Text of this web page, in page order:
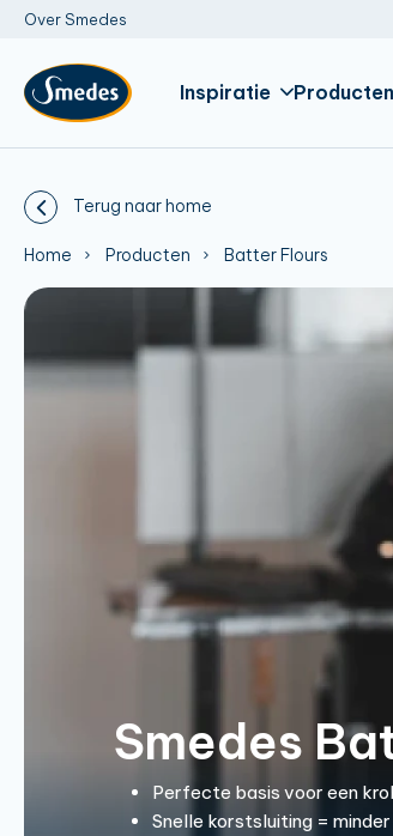
Over Smedes
Inspiratie Producten
Terug naar home
Home Producten Batter Flours
Smedes
Perfecte basis voor een
Snelle korstsluiting =